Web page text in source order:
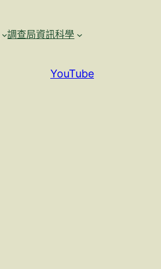
調查局資訊科學
YouTube